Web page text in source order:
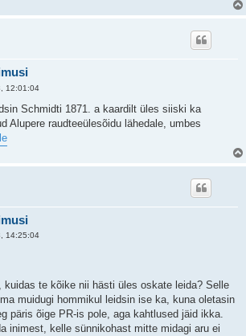
12:01:04
Schmidti 1871. a kaardilt üles siiski ka
Alupere raudteeülesõidu lähedale, umbes
14:25:04
kuidas te kõike nii hästi üles oskate leida? Selle
muidugi hommikul leidsin ise ka, kuna oletasin
päris õige PR-is pole, aga kahtlused jäid ikka.
inimest, kelle sünnikohast mitte midagi aru ei